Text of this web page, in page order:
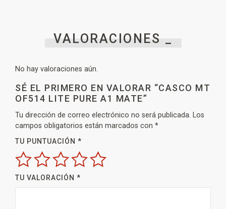
VALORACIONES _
No hay valoraciones aún.
SÉ EL PRIMERO EN VALORAR “CASCO MT
OF514 LITE PURE A1 MATE”
Tu dirección de correo electrónico no será publicada. Los
campos obligatorios están marcados con *
TU PUNTUACIÓN *
TU VALORACIÓN *